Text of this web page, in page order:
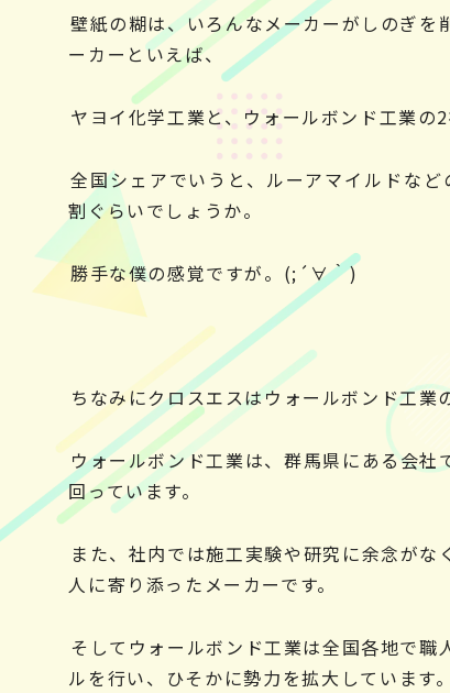
壁紙の糊は、いろんなメーカーがしのぎ
ーカーといえば、
ヤヨイ化学工業と、ウォールボンド工業の2
全国シェアでいうと、ルーアマイルドな
割ぐらいでしょうか。
勝手な僕の感覚ですが。(;´∀｀)
ちなみにクロスエスはウォールボンド工業
ウォールボンド工業は、群馬県にある会
回っています。
また、社内では施工実験や研究に余念が
人に寄り添ったメーカーです。
そしてウォールボンド工業は全国各地で
ルを行い、ひそかに勢力を拡大しています